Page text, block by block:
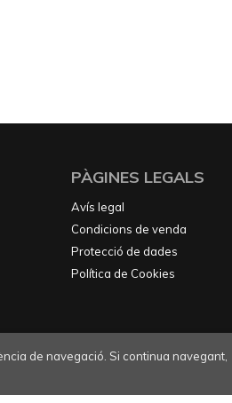
PÀGINES LEGALS
Avís legal
Condicions de venda
Protecció de dades
Política de Cookies
de navegació. Si continua navegant,